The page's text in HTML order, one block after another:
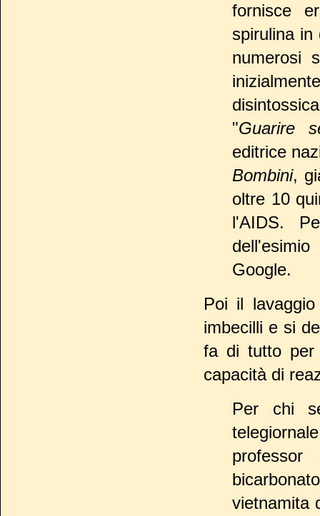
fornisce
spirulina in
numerosi
"Guarire
editrice
Bombini,
oltre 10
l'AIDS.
Google.
Poi il
imbecilli e si
fa di tutto per
capacità di
Per chi
professor
vietnamita